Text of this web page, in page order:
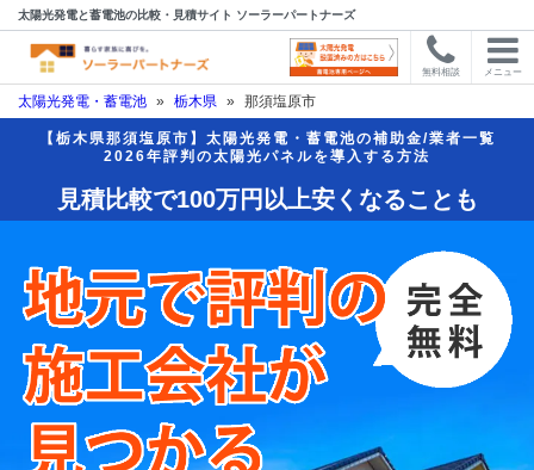
太陽光発電と蓄電池の比較・見積サイト ソーラーパートナーズ
無料相談 メニュー
太陽光発電・蓄電池 » 栃木県 » 那須塩原市
【栃木県那須塩原市】太陽光発電・蓄電池の補助金/業者一覧
2026年評判の太陽光パネルを導入する方法
見積比較で100万円以上安くなることも